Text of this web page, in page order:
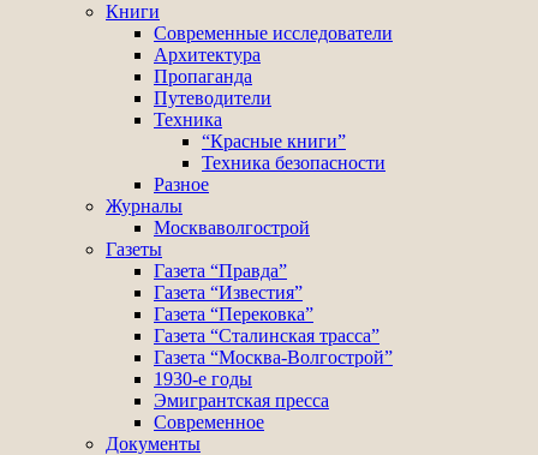
Книги
Современные исследователи
Архитектура
Пропаганда
Путеводители
Техника
“Красные книги”
Техника безопасности
Разное
Журналы
Москваволгострой
Газеты
Газета “Правда”
Газета “Известия”
Газета “Перековка”
Газета “Сталинская трасса”
Газета “Москва-Волгострой”
1930-е годы
Эмигрантская пресса
Современное
Документы